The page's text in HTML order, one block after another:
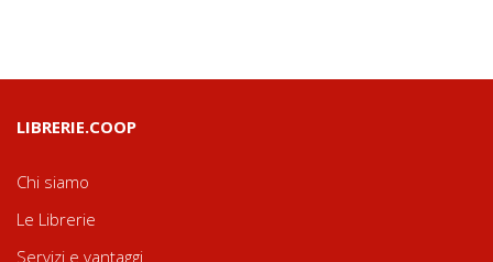
LIBRERIE.COOP
Chi siamo
Le Librerie
Servizi e vantaggi